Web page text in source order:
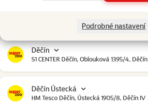
Podrobné nastavení
Děčín
S1 CENTER Děčín, Oblouková 1395/4, Děčín
Děčín Ústecká
HM Tesco Děčín, Ústecká 1905/8, Děčín IV